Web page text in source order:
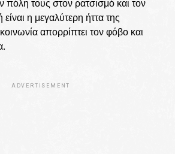
τους στον ρατσισμό και τον
η μεγαλύτερη ήττα της
απορρίπτει τον φόβο και
ADVERTISEMENT